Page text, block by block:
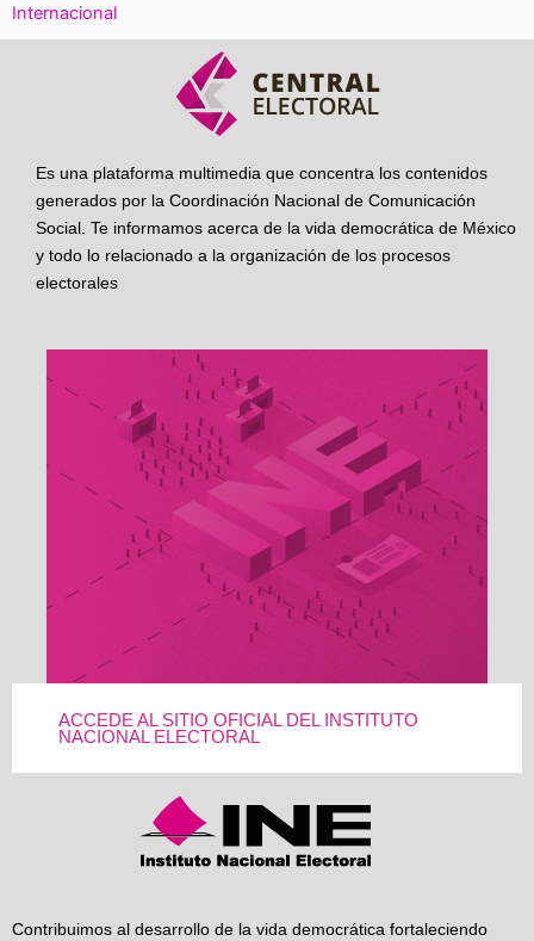
Internacional
Es una plataforma multimedia que concentra los contenidos
generados por la Coordinación Nacional de Comunicación
Social. Te informamos acerca de la vida democrática de México
y todo lo relacionado a la organización de los procesos
electorales
ACCEDE AL SITIO OFICIAL DEL INSTITUTO
NACIONAL ELECTORAL
Contribuimos al desarrollo de la vida democrática fortaleciendo